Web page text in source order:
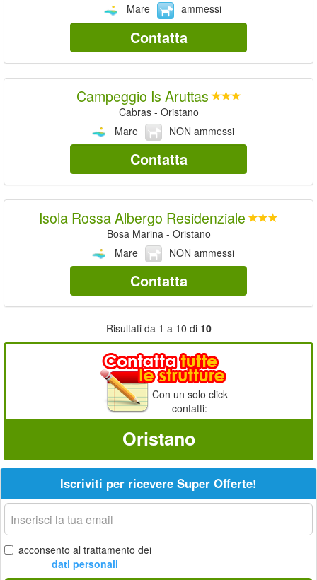
Mare
ammessi
Contatta
Campeggio Is Aruttas
Cabras - Oristano
Mare
NON ammessi
Contatta
Isola Rossa Albergo Residenziale
Bosa Marina - Oristano
Mare
NON ammessi
Contatta
Risultati da 1 a 10 di 10
Con un solo click
contatti:
Oristano
Iscriviti per ricevere Super Offerte!
La
tua
email
acconsento al trattamento dei
dati personali